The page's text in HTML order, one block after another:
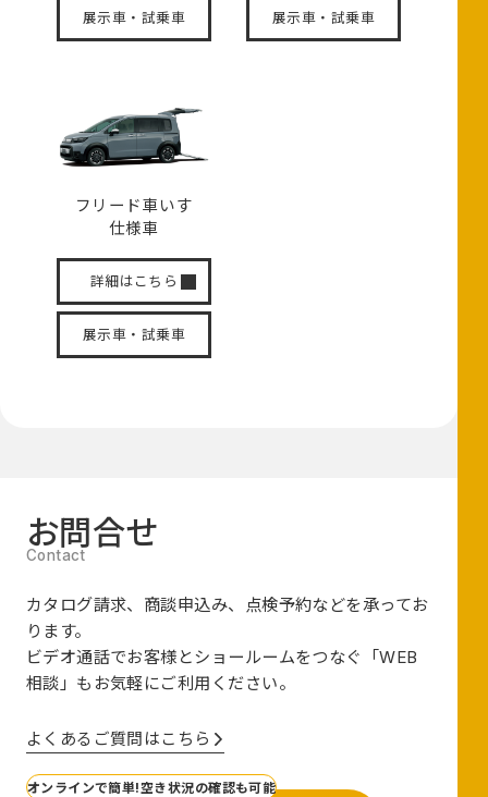
展示車・試乗車 展示車・試乗車
フリード車いす
仕様車
詳細はこちら
展示車・試乗車
お問合せ
カタログ請求、商談申込み、点検予約などを承ってお
ります。
ビデオ通話でお客様とショールームをつなぐ
「WEB
相談」も お気軽にご利用ください。
よくあるご質問はこちら
オンラインで簡単!空き状況の確認も可能